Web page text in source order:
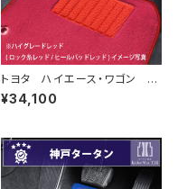
トヨタ ハイエース・ワゴン H1
6/8〜 200系 10人乗 フロ
アマット一式 カーマット ハイ
¥34,100